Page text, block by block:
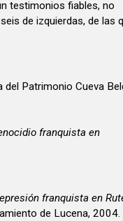
testimonios fiables, no
de izquierdas, de las
Patrimonio Cueva
franquista en
franquista en
de Lucena, 2004.